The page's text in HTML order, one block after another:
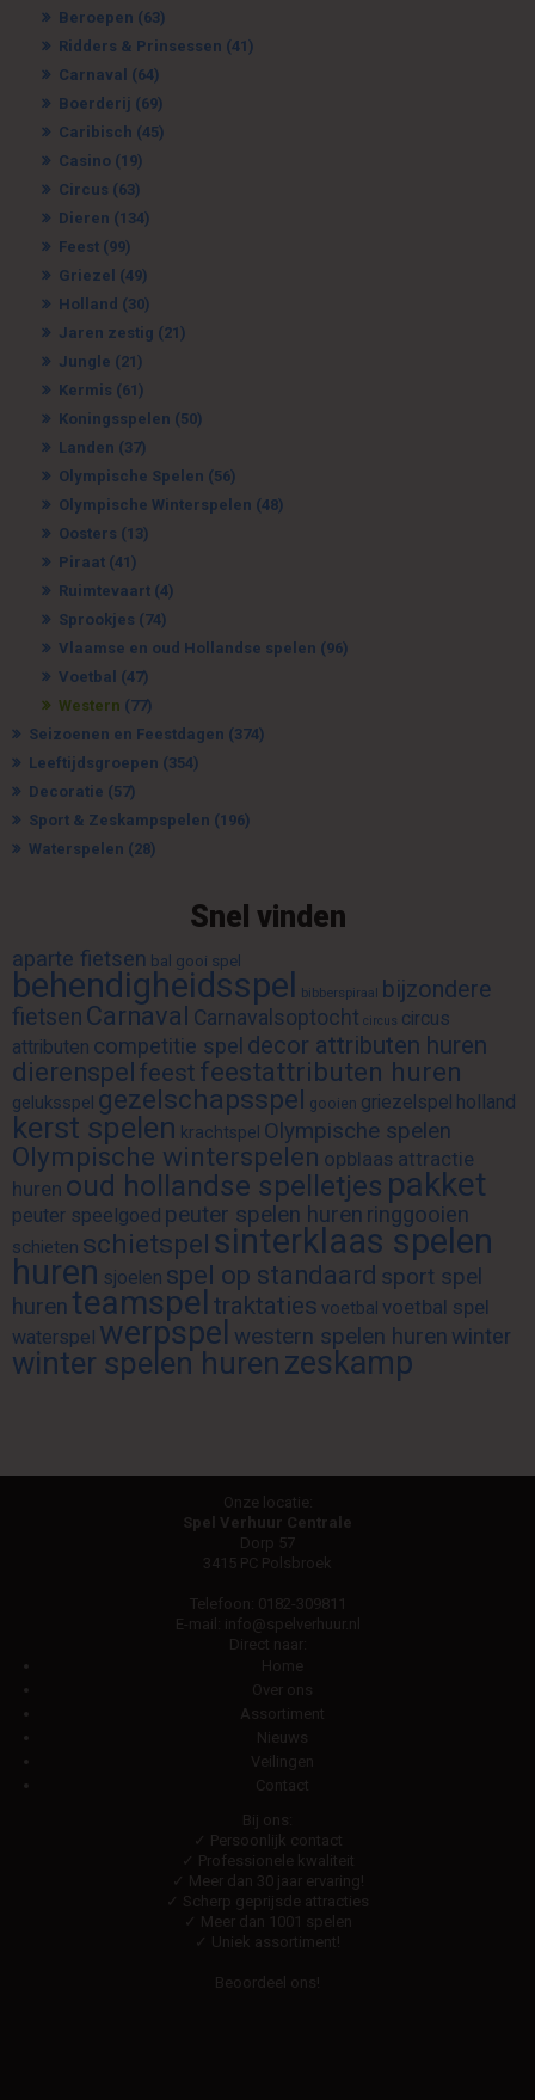
Beroepen (63)
Ridders & Prinsessen (41)
Carnaval (64)
Boerderij (69)
Caribisch (45)
Casino (19)
Circus (63)
Dieren (134)
Feest (99)
Griezel (49)
Holland (30)
Jaren zestig (21)
Jungle (21)
Kermis (61)
Koningsspelen (50)
Landen (37)
Olympische Spelen (56)
Olympische Winterspelen (48)
Oosters (13)
Piraat (41)
Ruimtevaart (4)
Sprookjes (74)
Vlaamse en oud Hollandse spelen (96)
Voetbal (47)
Western (77)
Seizoenen en Feestdagen (374)
Leeftijdsgroepen (354)
Decoratie (57)
Sport & Zeskampspelen (196)
Waterspelen (28)
Snel vinden
aparte fietsen bal gooi spel
behendigheidsspel bibberspiraal bijzondere
fietsen Carnaval Carnavalsoptocht circus circus
attributen competitie spel decor attributen huren
dierenspel feest feestattributen huren
geluksspel gezelschapsspel gooien griezelspel holland
kerst spelen krachtspel Olympische spelen
Olympische winterspelen opblaas attractie
huren oud hollandse spelletjes pakket
peuter speelgoed peuter spelen huren ringgooien
schieten schietspel sinterklaas spelen
huren sjoelen spel op standaard sport spel
huren teamspel traktaties voetbal voetbal spel
waterspel werpspel western spelen huren winter
winter spelen huren zeskamp
Onze locatie:
Spel Verhuur Centrale
Dorp 57
3415 PC Polsbroek
Telefoon: 0182-309811
E-mail: info@spelverhuur.nl
Direct naar:
Home
Over ons
Assortiment
Nieuws
Veilingen
Contact
Bij ons:
✓ Persoonlijk contact
✓ Professionele kwaliteit
✓ Meer dan 30 jaar ervaring!
✓ Scherp geprijsde attracties
✓ Meer dan 1001 spelen
✓ Uniek assortiment!
Beoordeel ons!